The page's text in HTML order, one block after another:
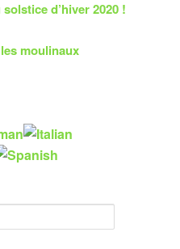
d’hiver 2020 !
moulinaux